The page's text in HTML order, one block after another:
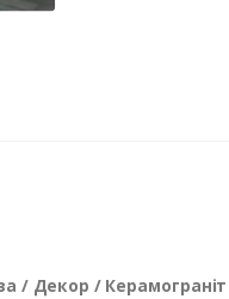
/ Декор / Керамограніт